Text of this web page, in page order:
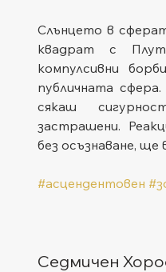
Слънцето в
квадрат с
компулсивни
публичната
сякаш
застрашени.
без осъзнаване,
#асцендентовен
Седмичен